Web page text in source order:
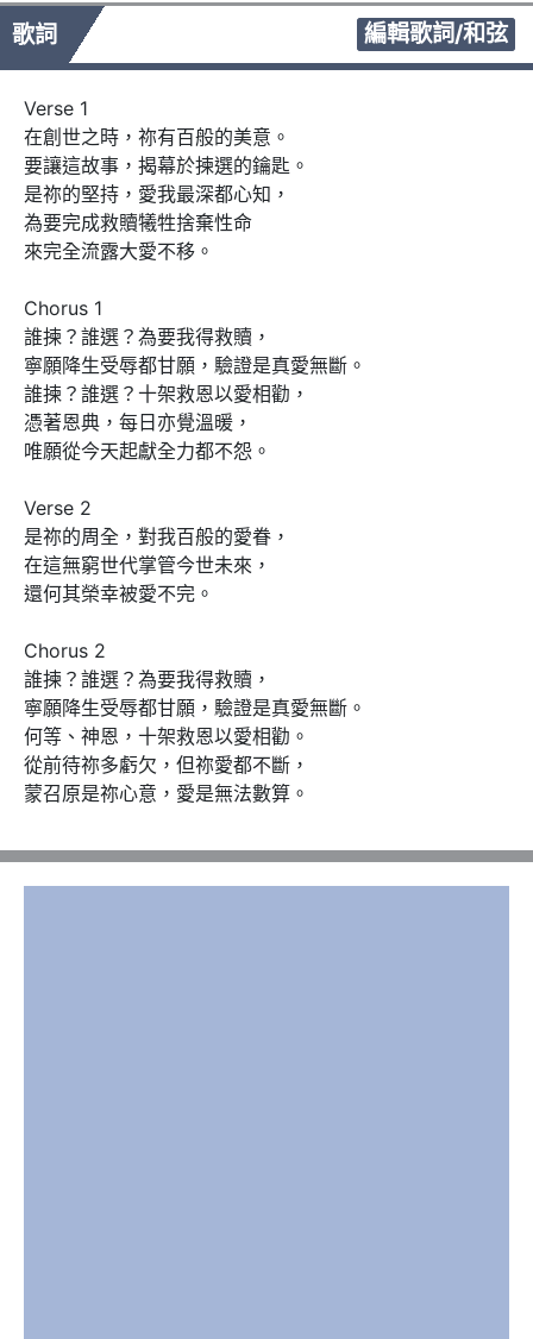
歌詞 編輯歌詞/和弦
Verse 1
在創世之時，祢有百般的美意。
要讓這故事，揭幕於揀選的鑰匙。
是祢的堅持，愛我最深都心知，
為要完成救贖犧牲捨棄性命
來完全流露大愛不移。
Chorus 1
誰揀？誰選？為要我得救贖，
寧願降生受辱都甘願，驗證是真愛無斷。
誰揀？誰選？十架救恩以愛相勸，
憑著恩典，每日亦覺溫暖，
唯願從今天起獻全力都不怨。
Verse 2
是祢的周全，對我百般的愛眷，
在這無窮世代掌管今世未來，
還何其榮幸被愛不完。
Chorus 2
誰揀？誰選？為要我得救贖，
寧願降生受辱都甘願，驗證是真愛無斷。
何等、神恩，十架救恩以愛相勸。
從前待祢多虧欠，但祢愛都不斷，
蒙召原是祢心意，愛是無法數算。